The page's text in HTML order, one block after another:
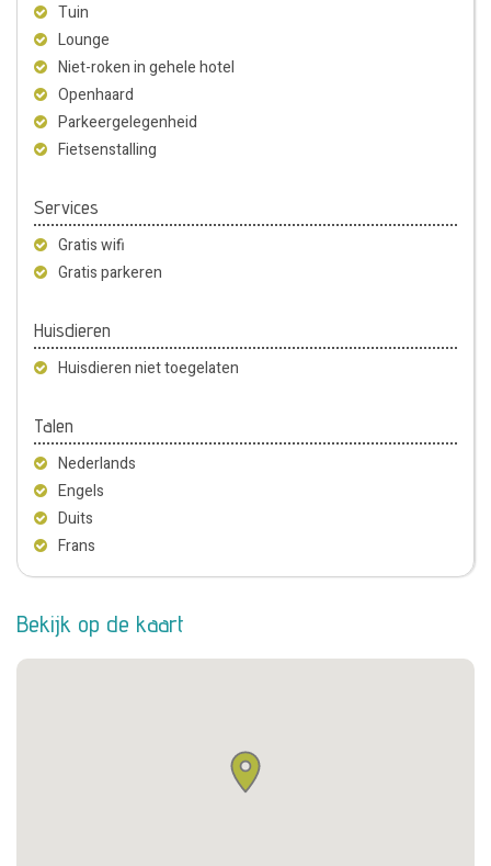
Tuin
Lounge
Niet-roken in gehele hotel
Openhaard
Parkeergelegenheid
Fietsenstalling
Services
Gratis wifi
Gratis parkeren
Huisdieren
Huisdieren niet toegelaten
Talen
Nederlands
Engels
Duits
Frans
Bekijk op de kaart